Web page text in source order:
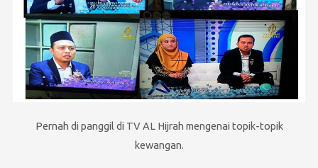
Pernah di panggil di TV AL Hijrah mengenai topik-topik
kewangan.